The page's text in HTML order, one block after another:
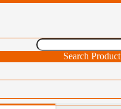
Search Product